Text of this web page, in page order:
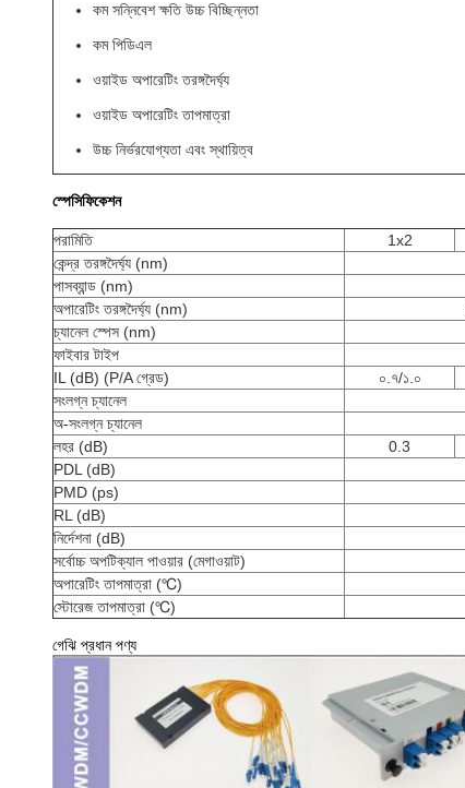
কম সন্নিবেশ ক্ষতি উচ্চ বিচ্ছিন্নতা
কম পিডিএল
ওয়াইড অপারেটিং তরঙ্গদৈর্ঘ্য
ওয়াইড অপারেটিং তাপমাত্রা
উচ্চ নির্ভরযোগ্যতা এবং স্থায়িত্ব
স্পেসিফিকেশন
পরামিতি 1x2
কেন্দ্র তরঙ্গদৈর্ঘ্য (nm)
পাসব্যান্ড (nm)
অপারেটিং তরঙ্গদৈর্ঘ্য (nm)
চ্যানেল স্পেস (nm)
ফাইবার টাইপ
IL (dB) (P/A গ্রেড)
০.৭/১.০
সংলগ্ন চ্যানেল
অ-সংলগ্ন চ্যানেল
লহর (dB)
0.3
PDL (dB)
PMD (ps)
RL (dB)
নির্দেশনা (dB)
সর্বোচ্চ অপটিক্যাল পাওয়ার (মেগাওয়াট)
অপারেটিং তাপমাত্রা (℃)
স্টোরেজ তাপমাত্রা (℃)
গেঝি প্রধান পণ্য